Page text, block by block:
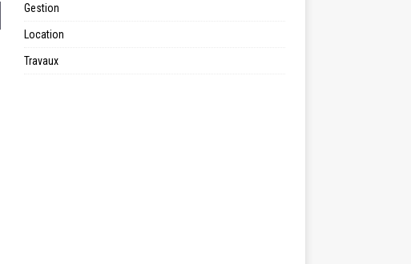
Gestion
Location
Travaux